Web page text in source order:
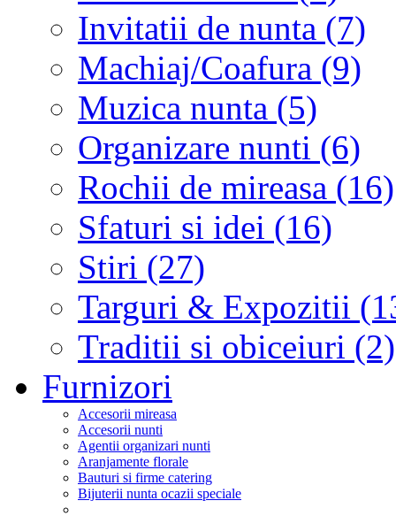
Invitatii de nunta (7)
Machiaj/Coafura (9)
Muzica nunta (5)
Organizare nunti (6)
Rochii de mireasa (16)
Sfaturi si idei (16)
Stiri (27)
Targuri & Expozitii
Traditii si obiceiuri (2)
Furnizori
Accesorii mireasa
Accesorii nunti
Agentii organizari nunti
Aranjamente florale
Bauturi si firme catering
Bijuterii nunta ocazii speciale